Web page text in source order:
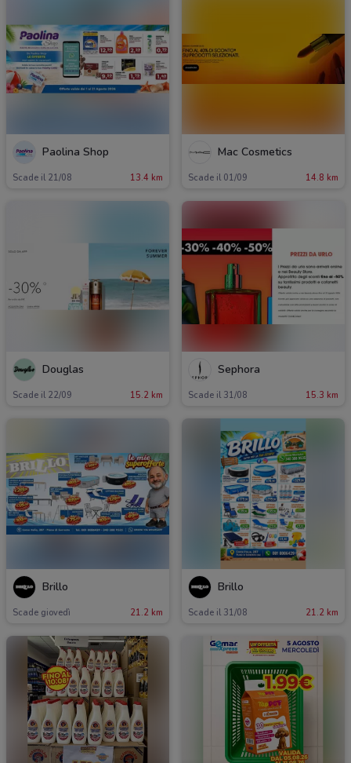
Paolina Shop
Scade il 21/08 13.4 km
Mac Cosmetics
Scade il 01/09 14.8 km
Douglas
Scade il 22/09 15.2 km
Sephora
Scade il 31/08 15.3 km
Brillo
Scade giovedì 21.2 km
Brillo
Scade il 31/08 21.2 km